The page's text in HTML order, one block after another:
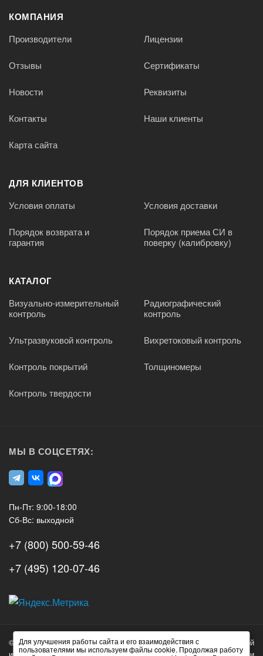
КОМПАНИЯ
Производители Лицензии
Отзывы Сертификаты
Новости Реквизиты
Контакты Наши клиенты
Карта сайта
ДЛЯ КЛИЕНТОВ
Условия оплаты Условия доставки
Порядок возврата и
гарантия
Порядок приема СИ в
поверку (калибровку)
КАТАЛОГ
Визуально-измерительный
контроль
Радиографический
контроль
Ультразвуковой контроль Вихретоковый контроль
Контроль покрытий Толщиномеры
Контроль твердости
МЫ В СОЦСЕТЯХ:
Пн-Пт: 9:00-18:00
Сб-Вс: выходной
+7 (800) 500-59-46
+7 (495) 120-07-46
Инжиниринг
Нагорный
© 2026 А3 Инжиниринг Обращаем Ваше внимание на то, что данный
Для улучшения работы сайта и его взаимодействия с
пользователями мы используем файлы cookie. Продолжая работу